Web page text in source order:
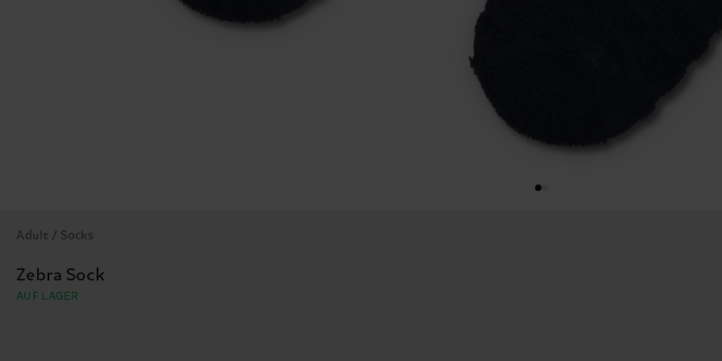
Adult / Socks
Zebra Sock
AUF LAGER